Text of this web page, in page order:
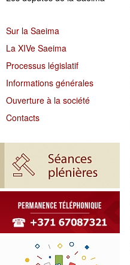
Sur la Saeima
La XIVe Saeima
Processus législatif
Informations générales
Ouverture à la société
Contacts